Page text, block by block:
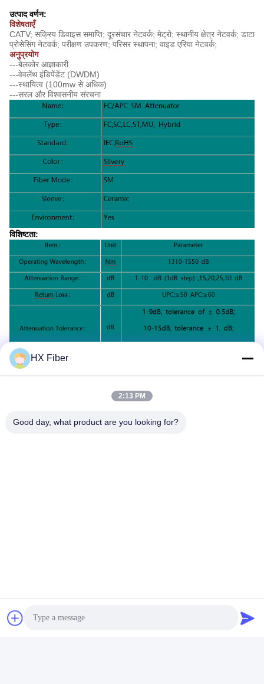
उत्पाद वर्णन:
विशेषताएँ
CATV; सक्रिय डिवाइस समाप्ति; दूरसंचार नेटवर्क; मेट्रो; स्थानीय क्षेत्र नेटवर्क; डाटा
प्रोसेसिंग नेटवर्क; परीक्षण उपकरण; परिसर स्थापना; वाइड एरिया नेटवर्क;
अनुप्रयोग
---बेलकोर आज्ञाकारी
---वेवलेंथ इंडिपेंडेंट (DWDM)
---स्थायित्व (100mw से अधिक)
---सरल और विश्वसनीय संरचना
विशिष्टता:
फाइबर हीट सिकुड़ने ट्यूब
टेलीफोन
HX Fiber
2:13 PM
Good day, what product are you looking for?